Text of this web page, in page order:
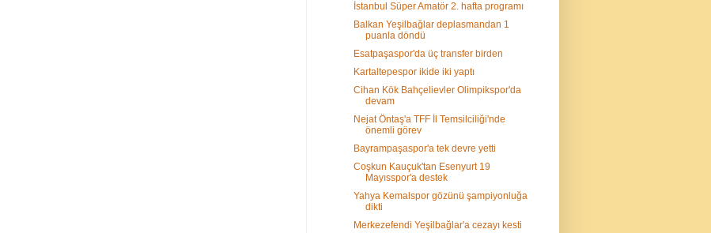
İstanbul Süper Amatör 2. hafta programı
Balkan Yeşilbağlar deplasmandan 1
puanla döndü
Esatpaşaspor'da üç transfer birden
Kartaltepespor ikide iki yaptı
Cihan Kök Bahçelievler Olimpikspor'da
devam
Nejat Öntaş'a TFF İl Temsilciliği'nde
önemli görev
Bayrampaşaspor'a tek devre yetti
Coşkun Kauçuk'tan Esenyurt 19
Mayısspor'a destek
Yahya Kemalspor gözünü şampiyonluğa
dikti
Merkezefendi Yeşilbağlar'a cezayı kesti